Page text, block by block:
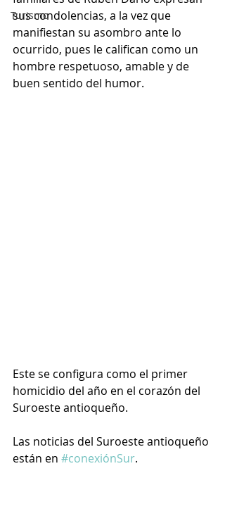
Turismo
sus condolencias, a la vez que
manifiestan su asombro ante lo
ocurrido, pues le califican como un
hombre respetuoso, amable y de
buen sentido del humor.
Este se configura como el primer
homicidio del año en el corazón del
Suroeste antioqueño.
Las noticias del Suroeste antioqueño
están en #conexiónSur.